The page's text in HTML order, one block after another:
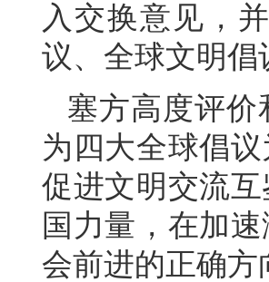
入交换意见，
议、全球文明
塞方高度评价
为四大全球倡
促进文明交流
国力量，在加
会前进的正确方